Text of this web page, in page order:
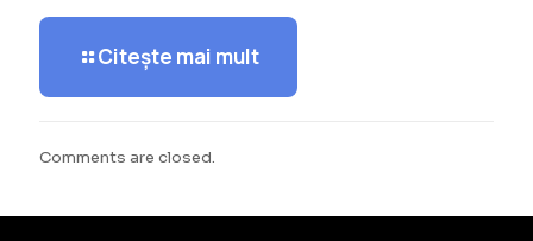
Citește mai mult
Comments are closed.